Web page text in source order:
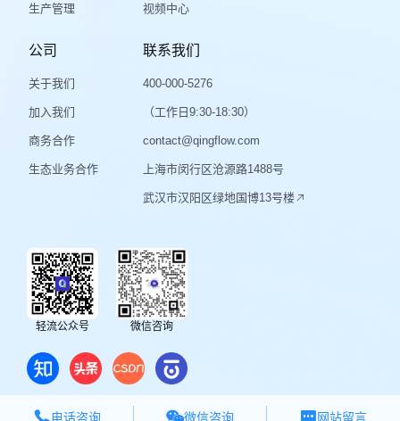
生产管理 视频中心
公司
关于我们
加入我们
商务合作
生态业务合作
联系我们
400-000-5276
（工作日9:30-18:30）
contact@qingflow.com
上海市闵行区沧源路1488号
武汉市汉阳区绿地国博13号楼
轻流公众号 微信咨询
 电话咨询 微信咨询  网站留言